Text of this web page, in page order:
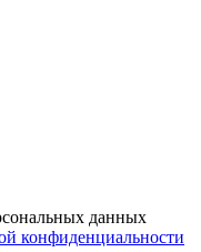
данных
конфиденциальности